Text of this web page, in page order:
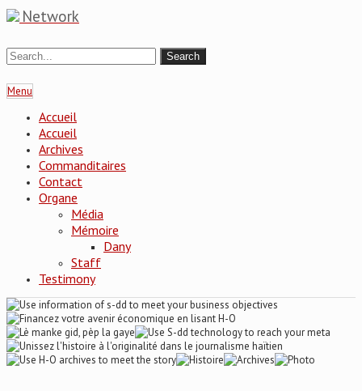
Network
Menu
Accueil
Accueil
Archives
Commanditaires
Contact
Organe
Média
Mémoire
Dany
Staff
Testimony